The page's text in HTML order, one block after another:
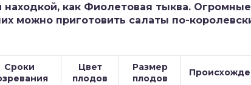
находкой, как Фиолетовая тыква.
можно приготовить салаты по-
Сроки
Цвет
плодов
Размер
плодов